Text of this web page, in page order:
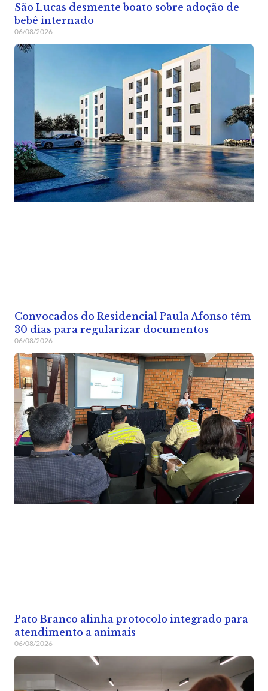
São Lucas desmente boato sobre adoção de
bebê internado
06/08/2026
Convocados do Residencial Paula Afonso têm
30 dias para regularizar documentos
06/08/2026
Pato Branco alinha protocolo integrado para
atendimento a animais
06/08/2026